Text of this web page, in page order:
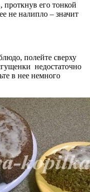
его тонкой
не налипло – значит
полейте сверху
недостаточно
в нее немного